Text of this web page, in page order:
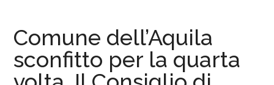
scelta
di
un
Comune dell’Aquila
sconfitto per la quarta